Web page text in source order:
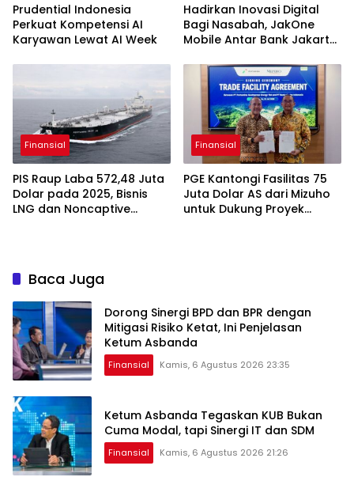
Prudential Indonesia
Perkuat Kompetensi AI
Karyawan Lewat AI Week
Hadirkan Inovasi Digital
Bagi Nasabah, JakOne
Mobile Antar Bank Jakarta
Excellence Awards 2026
Finansial
PIS Raup Laba 572,48 Juta
Dolar pada 2025, Bisnis
LNG dan Noncaptive
Finansial
PGE Kantongi Fasilitas 75
Juta Dolar AS dari Mizuho
untuk Dukung Proyek
Baca Juga
Dorong Sinergi BPD dan BPR dengan
Mitigasi Risiko Ketat, Ini Penjelasan
Ketum Asbanda
Finansial Kamis, 6 Agustus 2026 23:35
Ketum Asbanda Tegaskan KUB Bukan
Cuma Modal, tapi Sinergi IT dan SDM
Finansial Kamis, 6 Agustus 2026 21:26